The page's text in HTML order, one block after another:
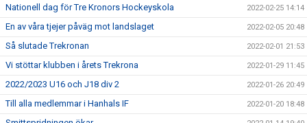
Nationell dag för Tre Kronors Hockeyskola 2022-02-25 14:14
En av våra tjejer påväg mot landslaget 2022-02-05 20:48
Så slutade Trekronan 2022-02-01 21:53
Vi stöttar klubben i årets Trekrona 2022-01-29 11:45
2022/2023 U16 och J18 div 2 2022-01-26 20:49
Till alla medlemmar i Hanhals IF 2022-01-20 18:48